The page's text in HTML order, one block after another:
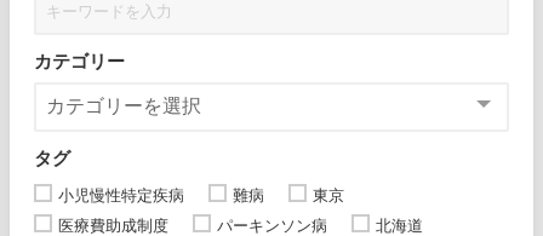
カテゴリー
タグ
小児慢性特定疾病 難病
東京
医療費助成制度
パーキンソン病
北海道